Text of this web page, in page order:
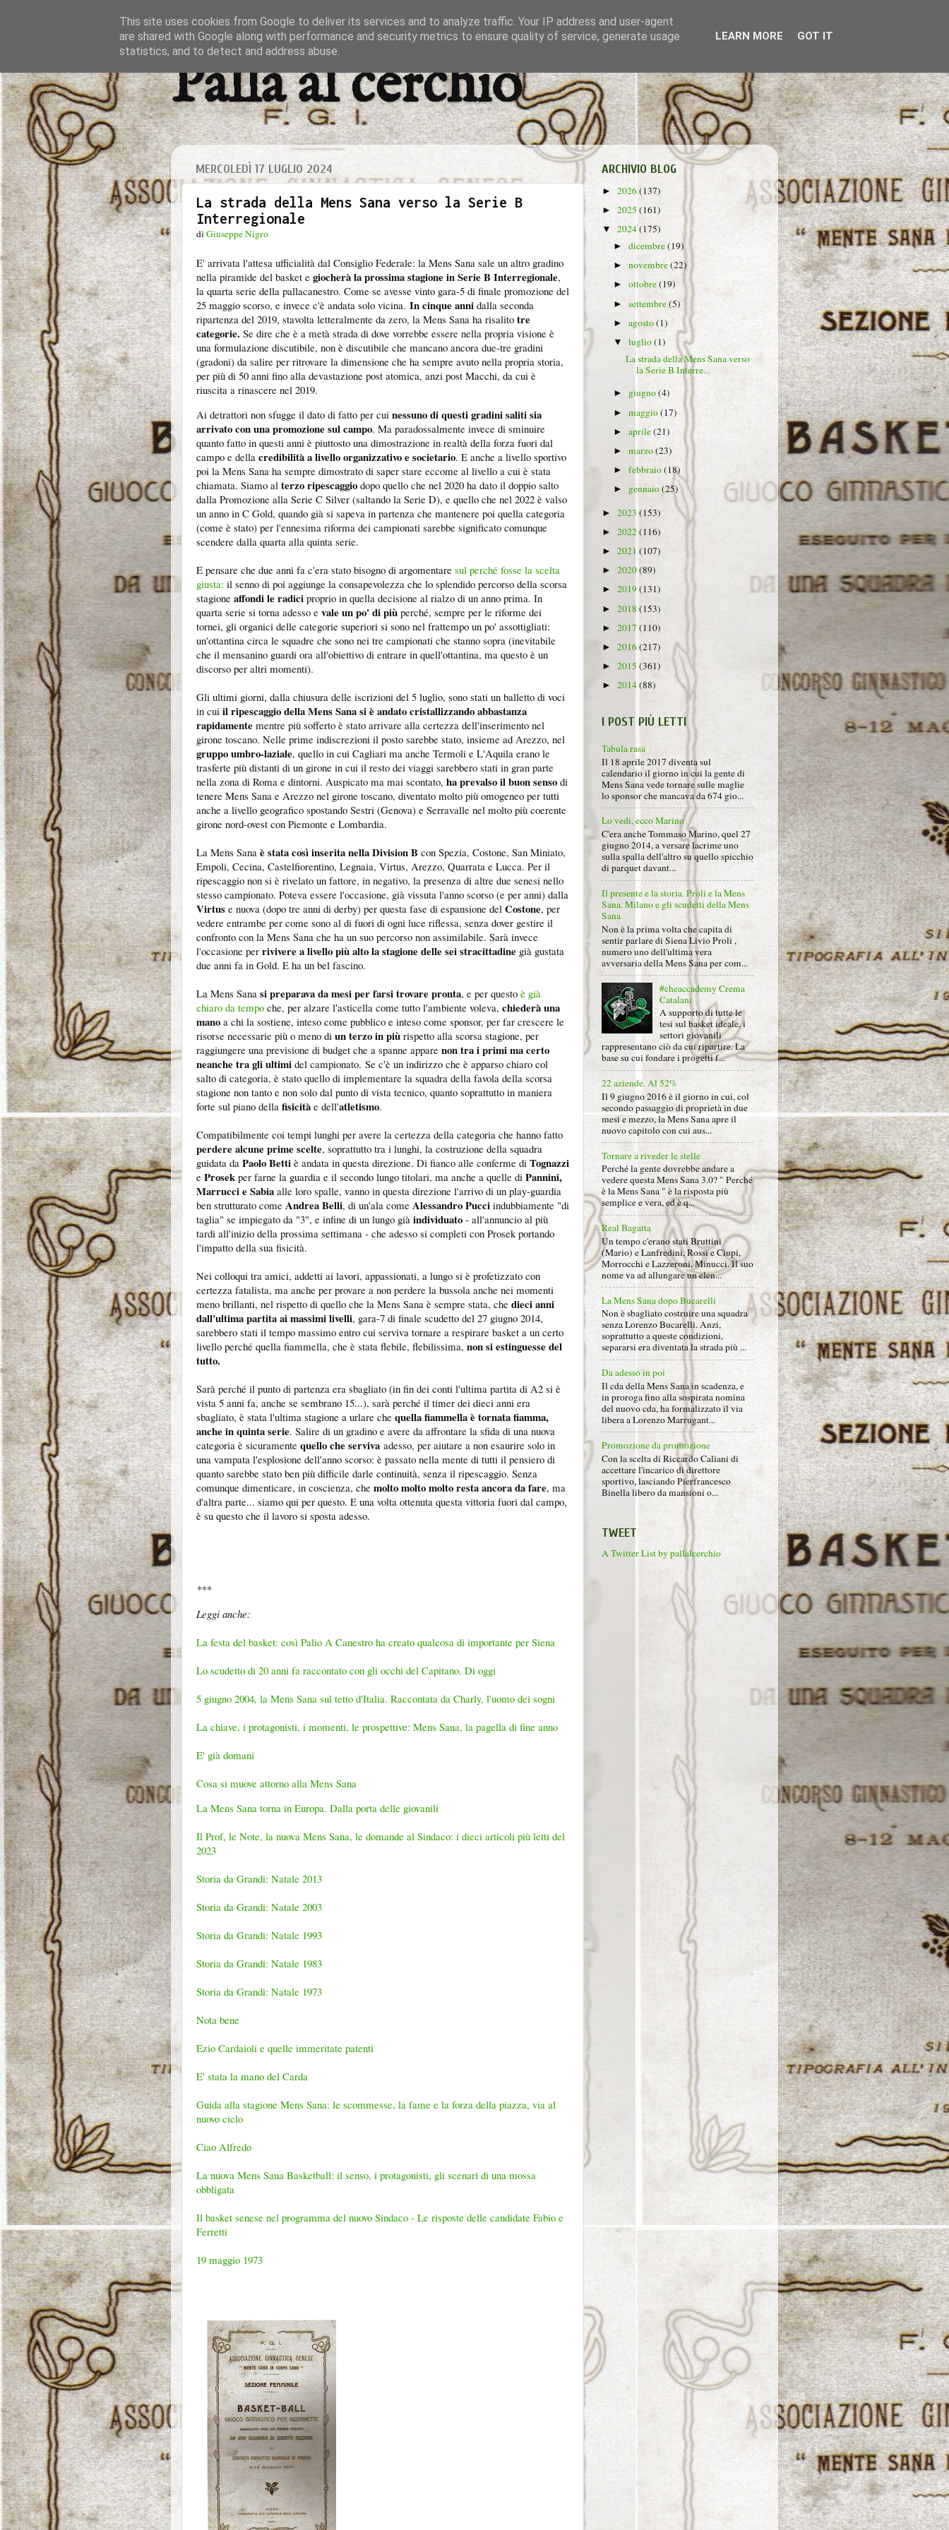
Palla al cerchio
MERCOLEDÌ 17 LUGLIO 2024
La strada della Mens Sana verso la Serie B
Interregionale
diGiuseppe Nigro
E' arrivata l'attesa ufficialità dal Consiglio Federale: la Mens Sana sale un altro gradino
nella piramide del basket e giocherà la prossima stagione in Serie B Interregionale,
la quarta serie della pallacanestro. Come se avesse vinto gara-5 di finale promozione del
25 maggio scorso, e invece c'è andata solo vicina. In cinque anni dalla seconda
ripartenza del 2019, stavolta letteralmente da zero, la Mens Sana ha risalito tre
categorie. Se dire che è a metà strada di dove vorrebbe essere nella propria visione è
una formulazione discutibile, non è discutibile che mancano ancora due-tre gradini
(gradoni) da salire per ritrovare la dimensione che ha sempre avuto nella propria storia,
per più di 50 anni fino alla devastazione post atomica, anzi post Macchi, da cui è
riuscita a rinascere nel 2019.
Ai detrattori non sfugge il dato di fatto per cui nessuno di questi gradini saliti sia
arrivato con una promozione sul campo. Ma paradossalmente invece di sminuire
quanto fatto in questi anni è piuttosto una dimostrazione in realtà della forza fuori dal
campo e della credibilità a livello organizzativo e societario. E anche a livello sportivo
poi la Mens Sana ha sempre dimostrato di saper stare eccome al livello a cui è stata
chiamata. Siamo al terzo ripescaggio dopo quello che nel 2020 ha dato il doppio salto
dalla Promozione alla Serie C Silver (saltando la Serie D), e quello che nel 2022 è valso
un anno in C Gold, quando già si sapeva in partenza che mantenere poi quella categoria
(come è stato) per l'ennesima riforma dei campionati sarebbe significato comunque
scendere dalla quarta alla quinta serie.
E pensare che due anni fa c'era stato bisogno di argomentare sul perché fosse la scelta
giusta: il senno di poi aggiunge la consapevolezza che lo splendido percorso della scorsa
stagione affondi le radici proprio in quella decisione al rialzo di un anno prima. In
quarta serie si torna adesso e vale un po' di più perché, sempre per le riforme dei
tornei, gli organici delle categorie superiori si sono nel frattempo un po' assottigliati:
un'ottantina circa le squadre che sono nei tre campionati che stanno sopra (inevitabile
che il mensanino guardi ora all'obiettivo di entrare in quell'ottantina, ma questo è un
discorso per altri momenti).
Gli ultimi giorni, dalla chiusura delle iscrizioni del 5 luglio, sono stati un balletto di voci
in cui il ripescaggio della Mens Sana si è andato cristallizzando abbastanza
rapidamente mentre più sofferto è stato arrivare alla certezza dell'inserimento nel
girone toscano. Nelle prime indiscrezioni il posto sarebbe stato, insieme ad Arezzo, nel
gruppo umbro-laziale, quello in cui Cagliari ma anche Termoli e L'Aquila erano le
trasferte più distanti di un girone in cui il resto dei viaggi sarebbero stati in gran parte
nella zona di Roma e dintorni. Auspicato ma mai scontato, ha prevalso il buon senso di
tenere Mens Sana e Arezzo nel girone toscano, diventato molto più omogeneo per tutti
anche a livello geografico spostando Sestri (Genova) e Serravalle nel molto più coerente
girone nord-ovest con Piemonte e Lombardia.
La Mens Sana è stata così inserita nella Division B con Spezia, Costone, San Miniato,
Empoli, Cecina, Castelfiorentino, Legnaia, Virtus, Arezzo, Quarrata e Lucca. Per il
ripescaggio non si è rivelato un fattore, in negativo, la presenza di altre due senesi nello
stesso campionato. Poteva essere l'occasione, già vissuta l'anno scorso (e per anni) dalla
Virtus e nuova (dopo tre anni di derby) per questa fase di espansione del Costone, per
vedere entrambe per come sono al di fuori di ogni luce riflessa, senza dover gestire il
confronto con la Mens Sana che ha un suo percorso non assimilabile. Sarà invece
l'occasione per rivivere a livello più alto la stagione delle sei stracittadine già gustata
due anni fa in Gold. E ha un bel fascino.
La Mens Sana si preparava da mesi per farsi trovare pronta, e per questo è già
chiaro da tempo che, per alzare l'asticella come tutto l'ambiente voleva, chiederà una
mano a chi la sostiene, inteso come pubblico e inteso come sponsor, per far crescere le
risorse necessarie più o meno di un terzo in più rispetto alla scorsa stagione, per
raggiungere una previsione di budget che a spanne appare non tra i primi ma certo
neanche tra gli ultimi del campionato. Se c'è un indirizzo che è apparso chiaro col
salto di categoria, è stato quello di implementare la squadra della favola della scorsa
stagione non tanto e non solo dal punto di vista tecnico, quanto soprattutto in maniera
forte sul piano della fisicità e dell'atletismo.
Compatibilmente coi tempi lunghi per avere la certezza della categoria che hanno fatto
perdere alcune prime scelte, soprattutto tra i lunghi, la costruzione della squadra
guidata da Paolo Betti è andata in questa direzione. Di fianco alle conferme di Tognazzi
e Prosek per farne la guardia e il secondo lungo titolari, ma anche a quelle di Pannini,
Marrucci e Sabia alle loro spalle, vanno in questa direzione l'arrivo di un play-guardia
ben strutturato come Andrea Belli, di un'ala come Alessandro Pucci indubbiamente "di
taglia" se impiegato da "3", e infine di un lungo già individuato - all'annuncio al più
tardi all'inizio della prossima settimana - che adesso si completi con Prosek portando
l'impatto della sua fisicità.
Nei colloqui tra amici, addetti ai lavori, appassionati, a lungo si è profetizzato con
certezza fatalista, ma anche per provare a non perdere la bussola anche nei momenti
meno brillanti, nel rispetto di quello che la Mens Sana è sempre stata, che dieci anni
dall'ultima partita ai massimi livelli, gara-7 di finale scudetto del 27 giugno 2014,
sarebbero stati il tempo massimo entro cui serviva tornare a respirare basket a un certo
livello perché quella fiammella, che è stata flebile, flebilissima, non si estinguesse del
tutto.
Sarà perché il punto di partenza era sbagliato (in fin dei conti l'ultima partita di A2 si è
vista 5 anni fa, anche se sembrano 15...), sarà perché il timer dei dieci anni era
sbagliato, è stata l'ultima stagione a urlare che quella fiammella è tornata fiamma,
anche in quinta serie. Salire di un gradino e avere da affrontare la sfida di una nuova
categoria è sicuramente quello che serviva adesso, per aiutare a non esaurire solo in
una vampata l'esplosione dell'anno scorso: è passato nella mente di tutti il pensiero di
quanto sarebbe stato ben più difficile darle continuità, senza il ripescaggio. Senza
comunque dimenticare, in coscienza, che molto molto molto resta ancora da fare, ma
d'altra parte... siamo qui per questo. E una volta ottenuta questa vittoria fuori dal campo,
è su questo che il lavoro si sposta adesso.
***
Leggi anche:
La festa del basket: così Palio A Canestro ha creato qualcosa di importante per Siena
Lo scudetto di 20 anni fa raccontato con gli occhi del Capitano. Di oggi
5 giugno 2004, la Mens Sana sul tetto d'Italia. Raccontata da Charly, l'uomo dei sogni
La chiave, i protagonisti, i momenti, le prospettive: Mens Sana, la pagella di fine anno
E' già domani
Cosa si muove attorno alla Mens Sana
La Mens Sana torna in Europa. Dalla porta delle giovanili
Il Prof, le Note, la nuova Mens Sana, le domande al Sindaco: i dieci articoli più letti del
2023
Storia da Grandi: Natale 2013
Storia da Grandi: Natale 2003
Storia da Grandi: Natale 1993
Storia da Grandi: Natale 1983
Storia da Grandi: Natale 1973
Nota bene
Ezio Cardaioli e quelle immeritate patenti
E' stata la mano del Carda
Guida alla stagione Mens Sana: le scommesse, la fame e la forza della piazza, via al
nuovo ciclo
Ciao Alfredo
La nuova Mens Sana Basketball: il senso, i protagonisti, gli scenari di una mossa
obbligata
Il basket senese nel programma del nuovo Sindaco - Le risposte delle candidate Fabio e
Ferretti
19 maggio 1973
ARCHIVIO BLOG
► 2026(137)
► 2025 (161)
▼ 2024(175)
►dicembre(19)
►novembre(22)
►ottobre(19)
►settembre(5)
►agosto(1)
▼luglio(1)
La strada della Mens Sana verso
la Serie B Interre...
► giugno(4)
►maggio(17)
►aprile(21)
►marzo(23)
►febbraio(18)
► gennaio(25)
► 2023 (153)
► 2022(116)
► 2021 (107)
► 2020(89)
► 2019(131)
► 2018 (153)
► 2017 (110)
► 2016(217)
► 2015 (361)
► 2014(88)
I POST PIÙ LETTI
Tabula rasa
Il 18 aprile 2017 diventa sul
calendario il giorno in cui la gente di
Mens Sana vede tornare sulle maglie
lo sponsor che mancava da 674 gio...
Lo vedi, ecco Marino
C'era anche Tommaso Marino, quel 27
giugno 2014, a versare lacrime uno
sulla spalla dell'altro su quello spicchio
di parquet davant...
Il presente e la storia. Proli e la Mens
Sana. Milano e gli scudetti della Mens
Sana
Non è la prima volta che capita di
sentir parlare di Siena Livio Proli ,
numero uno dell'ultima vera
avversaria della Mens Sana per com...
#cheaccademy Crema
Catalani
A supporto di tutte le
tesi sul basket ideale, i
settori giovanili
rappresentano ciò da cui ripartire. La
base su cui fondare i progetti f...
22 aziende. Al 52%
Il 9 giugno 2016 è il giorno in cui, col
secondo passaggio di proprietà in due
mesi e mezzo, la Mens Sana apre il
nuovo capitolo con cui aus...
Tornare a riveder le stelle
Perché la gente dovrebbe andare a
vedere questa Mens Sana 3.0? " Perché
è la Mens Sana " è la risposta più
semplice e vera, ed è q...
Real Bagatta
Un tempo c'erano stati Bruttini
(Mario) e Lanfredini, Rossi e Ciupi,
Morrocchi e Lazzeroni, Minucci. Il suo
nome va ad allungare un elen...
La Mens Sana dopo Bucarelli
Non è sbagliato costruire una squadra
senza Lorenzo Bucarelli. Anzi,
soprattutto a queste condizioni,
separarsi era diventata la strada più ...
Da adesso in poi
Il cda della Mens Sana in scadenza, e
in proroga fino alla sospirata nomina
del nuovo cda, ha formalizzato il via
libera a Lorenzo Marrugant...
Promozione da promozione
Con la scelta di Riccardo Caliani di
accettare l'incarico di direttore
sportivo, lasciando Pierfrancesco
Binella libero da mansioni o...
TWEET
A Twitter List by pallalcerchio
This site uses cookies from Google to deliver its services and to analyze traffic. Your IP address and user-agent
are shared with Google along with performance and security metrics to ensure quality of service, generate usage
statistics, and to detect and address abuse.
LEARN MORE GOT IT